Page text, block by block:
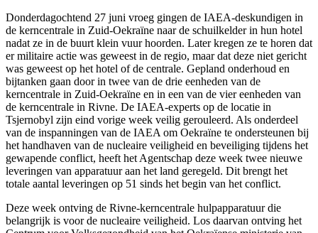
Donderdagochtend 27 juni vroeg gingen de IAEA-deskundigen in
de kerncentrale in Zuid-Oekraïne naar de schuilkelder in hun hotel
nadat ze in de buurt klein vuur hoorden. Later kregen ze te horen dat
er militaire actie was geweest in de regio, maar dat deze niet gericht
was geweest op het hotel of de centrale. Gepland onderhoud en
bijtanken gaan door in twee van de drie eenheden van de
kerncentrale in Zuid-Oekraïne en in een van de vier eenheden van
de kerncentrale in Rivne. De IAEA-experts op de locatie in
Tsjernobyl zijn eind vorige week veilig gerouleerd. Als onderdeel
van de inspanningen van de IAEA om Oekraïne te ondersteunen bij
het handhaven van de nucleaire veiligheid en beveiliging tijdens het
gewapende conflict, heeft het Agentschap deze week twee nieuwe
leveringen van apparatuur aan het land geregeld. Dit brengt het
totale aantal leveringen op 51 sinds het begin van het conflict.
Deze week ontving de Rivne-kerncentrale hulpapparatuur die
belangrijk is voor de nucleaire veiligheid. Los daarvan ontving het